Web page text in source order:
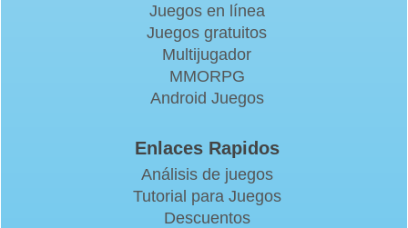
Juegos en línea
Juegos gratuitos
Multijugador
MMORPG
Android Juegos
Enlaces Rapidos
Análisis de juegos
Tutorial para Juegos
Descuentos